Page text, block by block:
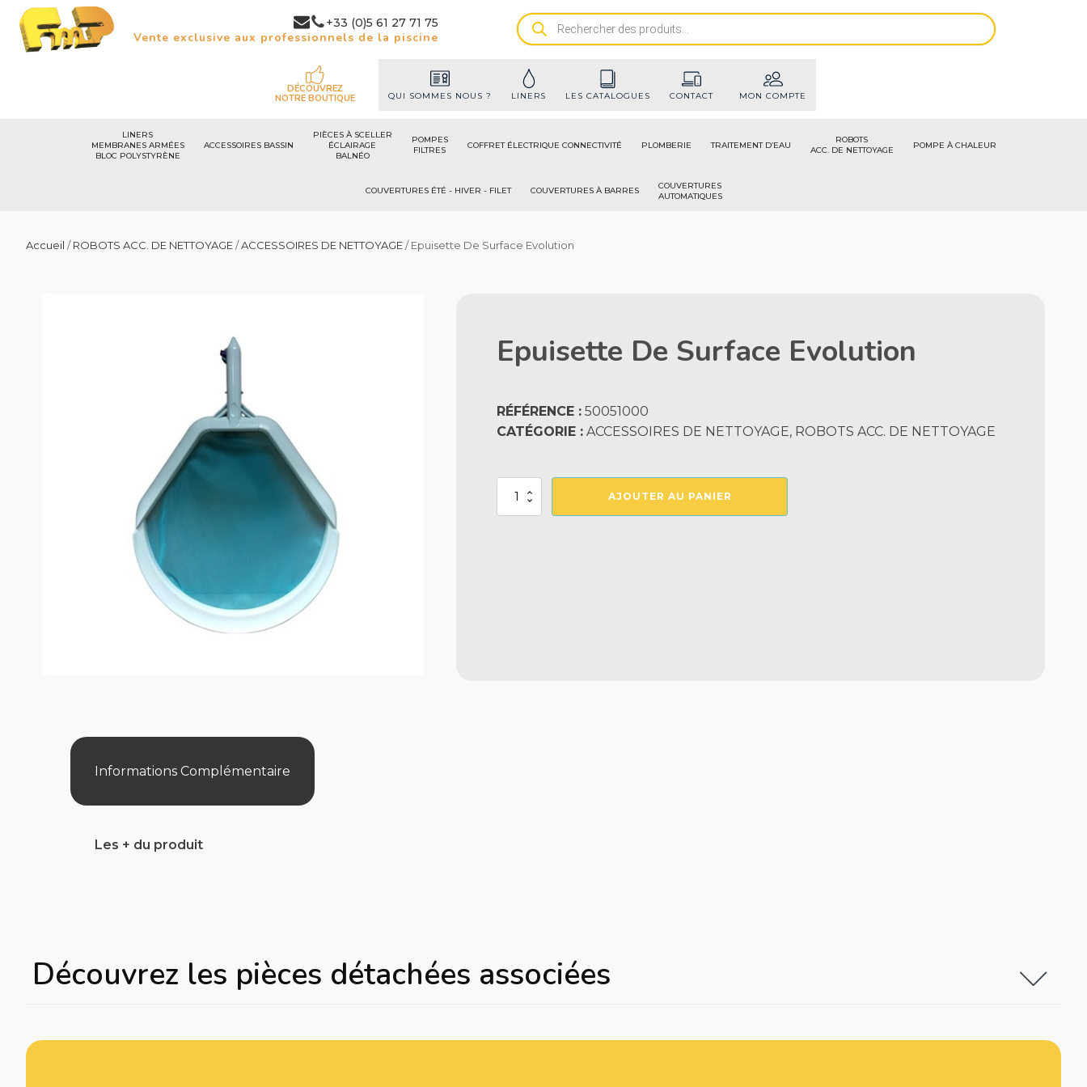
+33 (0)5 61 27 71 75
Vente exclusive aux professionnels de la piscine
Recherche
de
DÉCOUVREZ
NOTRE BOUTIQUE
QUI SOMMES NOUS ? LINERS LES CATALOGUES CONTACT MON COMPTE
LINERS
MEMBRANES ARMÉES
BLOC POLYSTYRÈNE
ACCESSOIRES BASSIN
PIÈCES À SCELLER
ÉCLAIRAGE
BALNÉO
POMPES
FILTRES
COFFRET ÉLECTRIQUE CONNECTIVITÉ PLOMBERIE TRAITEMENT D’EAU
ROBOTS
ACC. DE NETTOYAGE
POMPE À CHALEUR
COUVERTURES ÉTÉ - HIVER - FILET COUVERTURES À BARRES
COUVERTURES
AUTOMATIQUES
Accueil /ROBOTS ACC. DE NETTOYAGE/ACCESSOIRES DE NETTOYAGE/ Epuisette De Surface Evolution
Epuisette De Surface Evolution
RÉFÉRENCE : 50051000
CATÉGORIE : ACCESSOIRES DE NETTOYAGE, ROBOTS ACC. DE NETTOYAGE
quantité
AJOUTER AU PANIER
Informations Complémentaire
Les + du produit
Découvrez les pièces détachées associées